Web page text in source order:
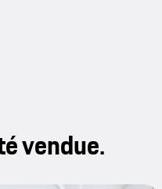
vendue.